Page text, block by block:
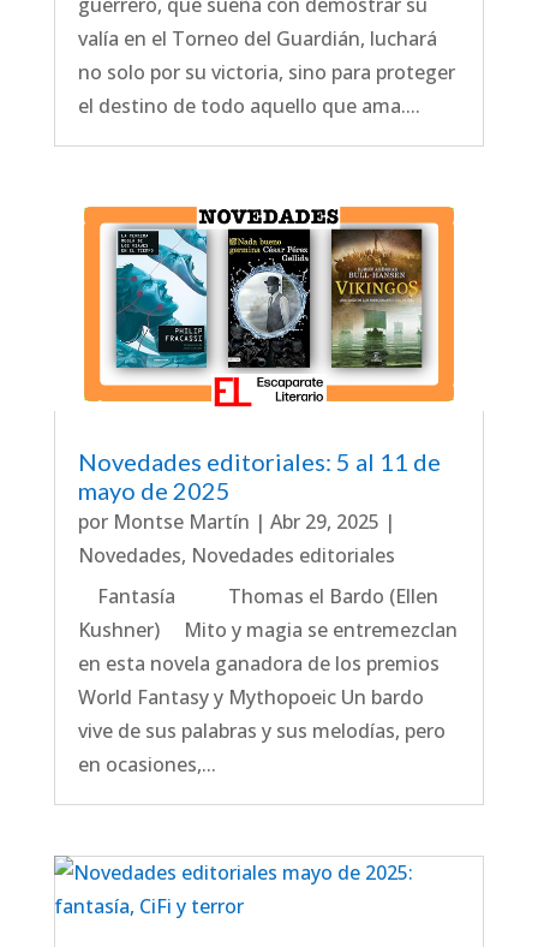
valía en el Torneo del Guardián, luchará
no solo por su victoria, sino para proteger
el destino de todo aquello que ama....
Novedades editoriales: 5 al 11 de
mayo de 2025
por Montse Martín | Abr 29, 2025 |
Novedades, Novedades editoriales
Fantasía Thomas el Bardo (Ellen
Kushner) Mito y magia se entremezclan
en esta novela ganadora de los premios
World Fantasy y Mythopoeic Un bardo
vive de sus palabras y sus melodías, pero
en ocasiones,...